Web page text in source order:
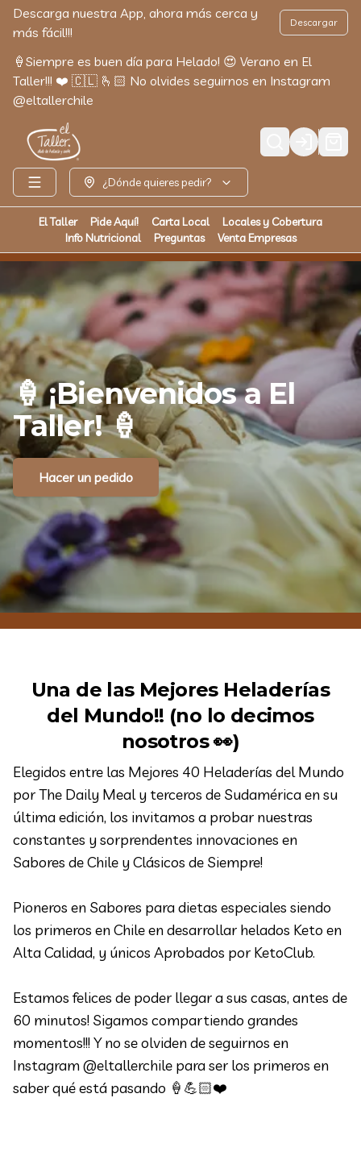
Descarga nuestra App, ahora más cerca y
más fácil!!!
Descargar
🍦Siempre es buen día para Helado! 😍 Verano en El
Taller!!! ❤️ 🇨🇱 🫰🏻 No olvides seguirnos en Instagram
@eltallerchile
Login
¿Dónde quieres pedir?
El Taller Pide Aquí! Carta Local
Locales y Cobertura
Info Nutricional
Preguntas Venta Empresas
🍦 ¡Bienvenidos a El
Taller! 🍦
Hacer un pedido
Una de las Mejores Heladerías
del Mundo!! (no lo decimos
nosotros 👀)
Elegidos entre las Mejores 40 Heladerías del Mundo
por The Daily Meal y terceros de Sudamérica en su
última edición, los invitamos a probar nuestras
constantes y sorprendentes innovaciones en
Sabores de Chile y Clásicos de Siempre!
Pioneros en Sabores para dietas especiales siendo
los primeros en Chile en desarrollar helados Keto en
Alta Calidad, y únicos Aprobados por KetoClub.
Estamos felices de poder llegar a sus casas, antes de
60 minutos! Sigamos compartiendo grandes
momentos!!! Y no se olviden de seguirnos en
Instagram @eltallerchile para ser los primeros en
saber qué está pasando 🍦💪🏻❤️